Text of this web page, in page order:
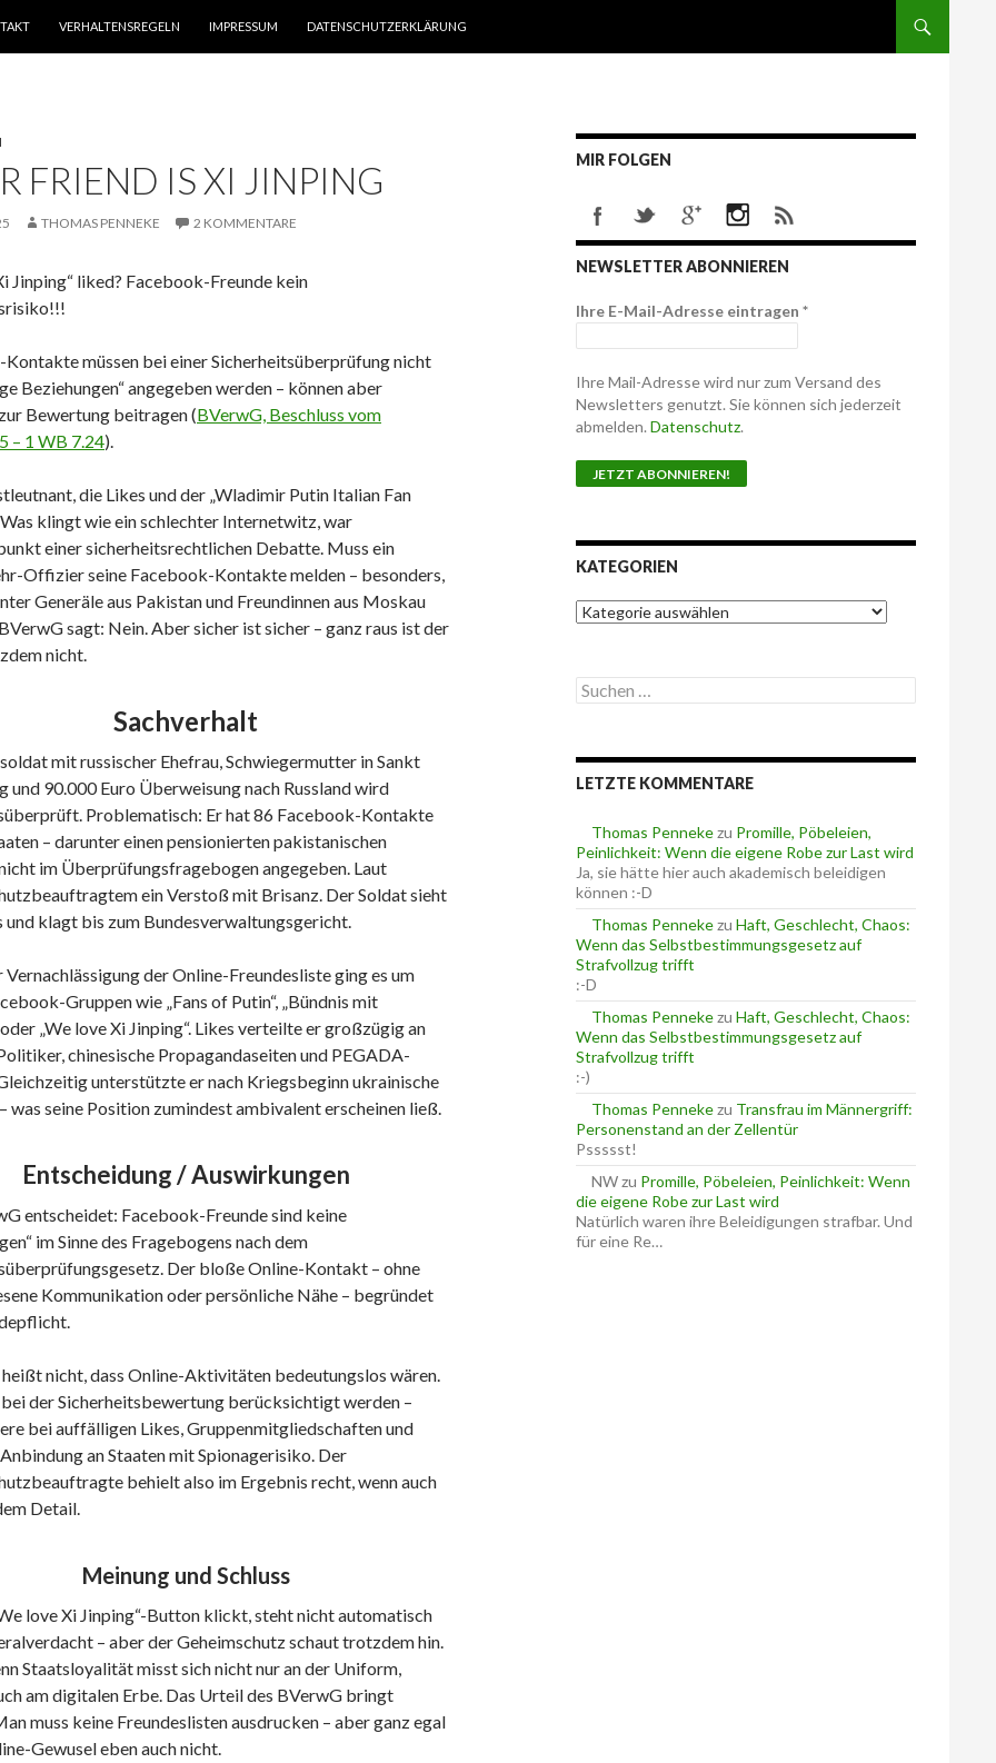
VERHALTENSREGELN IMPRESSUM DATENSCHUTZERKLÄRUNG
FRIEND IS XI JINPING
THOMAS PENNEKE 2 KOMMENTARE
Jinping“ liked? Facebook-Freunde kein
müssen bei einer Sicherheitsüberprüfung nicht
Beziehungen“ angegeben werden – können aber
Bewertung beitragen (BVerwG, Beschluss vom
– 1 WB 7.24).
die Likes und der „Wladimir Putin Italian Fan
klingt wie ein schlechter Internetwitz, war
einer sicherheitsrechtlichen Debatte. Muss ein
Offizier seine Facebook-Kontakte melden – besonders,
Generäle aus Pakistan und Freundinnen aus Moskau
sagt: Nein. Aber sicher ist sicher – ganz raus ist der
nicht.
Sachverhalt
mit russischer Ehefrau, Schwiegermutter in Sankt
und 90.000 Euro Überweisung nach Russland wird
Problematisch: Er hat 86 Facebook-Kontakte
– darunter einen pensionierten pakistanischen
im Überprüfungsfragebogen angegeben. Laut
ein Verstoß mit Brisanz. Der Soldat sieht
und klagt bis zum Bundesverwaltungsgericht.
Vernachlässigung der Online-Freundesliste ging es um
Gruppen wie „Fans of Putin“, „Bündnis mit
oder „We love Xi Jinping“. Likes verteilte er großzügig an
chinesische Propagandaseiten und PEGADA-
unterstützte er nach Kriegsbeginn ukrainische
was seine Position zumindest ambivalent erscheinen ließ.
Entscheidung / Auswirkungen
entscheidet: Facebook-Freunde sind keine
im Sinne des Fragebogens nach dem
Der bloße Online-Kontakt – ohne
Kommunikation oder persönliche Nähe – begründet
nicht, dass Online-Aktivitäten bedeutungslos wären.
der Sicherheitsbewertung berücksichtigt werden –
bei auffälligen Likes, Gruppenmitgliedschaften und
an Staaten mit Spionagerisiko. Der
behielt also im Ergebnis recht, wenn auch
Detail.
Meinung und Schluss
love Xi Jinping“-Button klickt, steht nicht automatisch
– aber der Geheimschutz schaut trotzdem hin.
Staatsloyalität misst sich nicht nur an der Uniform,
am digitalen Erbe. Das Urteil des BVerwG bringt
muss keine Freundeslisten ausdrucken – aber ganz egal
Gewusel eben auch nicht.
MIR FOLGEN
NEWSLETTER ABONNIEREN
Ihre E-Mail-Adresse eintragen *
Ihre Mail-Adresse wird nur zum Versand des
Newsletters genutzt. Sie können sich jederzeit
abmelden. Datenschutz.
KATEGORIEN
K
a
g
o
n
S
u
e
n
c
h
:
LETZTE KOMMENTARE
Thomas Pennekezu Promille, Pöbeleien,
Peinlichkeit: Wenn die eigene Robe zur Last wird
Ja, sie hätte hier auch akademisch beleidigen
können :-D
Thomas Pennekezu Haft, Geschlecht, Chaos:
Wenn das Selbstbestimmungsgesetz auf
Strafvollzug trifft
:-D
Thomas Pennekezu Haft, Geschlecht, Chaos:
Wenn das Selbstbestimmungsgesetz auf
Strafvollzug trifft
:-)
Thomas Pennekezu Transfrau im Männergriff:
Personenstand an der Zellentür
Pssssst!
NWzu Promille, Pöbeleien, Peinlichkeit: Wenn
die eigene Robe zur Last wird
Natürlich waren ihre Beleidigungen strafbar. Und
für eine Re…